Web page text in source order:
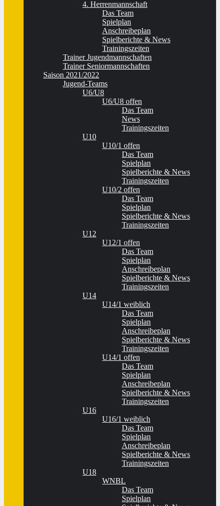
4. Herrenmannschaft
Das Team
Spielplan
Anschreibeplan
Spielberichte & News
Trainingszeiten
Trainer Jugendmannschaften
Trainer Seniormannschaften
Saison 2021/2022
Jugend-Teams
U6/U8
U6/U8 offen
Das Team
News
Trainingszeiten
U10
U10/1 offen
Das Team
Spielplan
Spielberichte & News
Trainingszeiten
U10/2 offen
Das Team
Spielplan
Spielberichte & News
Trainingszeiten
U12
U12/1 offen
Das Team
Spielplan
Anschreibeplan
Spielberichte & News
Trainingszeiten
U14
U14/1 weiblich
Das Team
Spielplan
Anschreibeplan
Spielberichte & News
Trainingszeiten
U14/1 offen
Das Team
Spielplan
Anschreibeplan
Spielberichte & News
Trainingszeiten
U16
U16/1 weiblich
Das Team
Spielplan
Anschreibeplan
Spielberichte & News
Trainingszeiten
U18
WNBL
Das Team
Spielplan